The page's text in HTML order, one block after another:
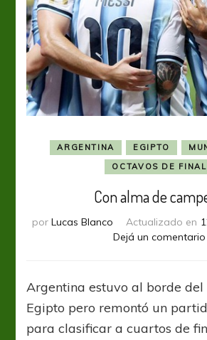
ARGENTINA EGIPTO
OCTAVOS DE FINAL
Con alma de
por Lucas Blanco Actualizado en
Dejá un comentario
Argentina estuvo al borde del
Egipto pero remontó un
para clasificar a cuartos de